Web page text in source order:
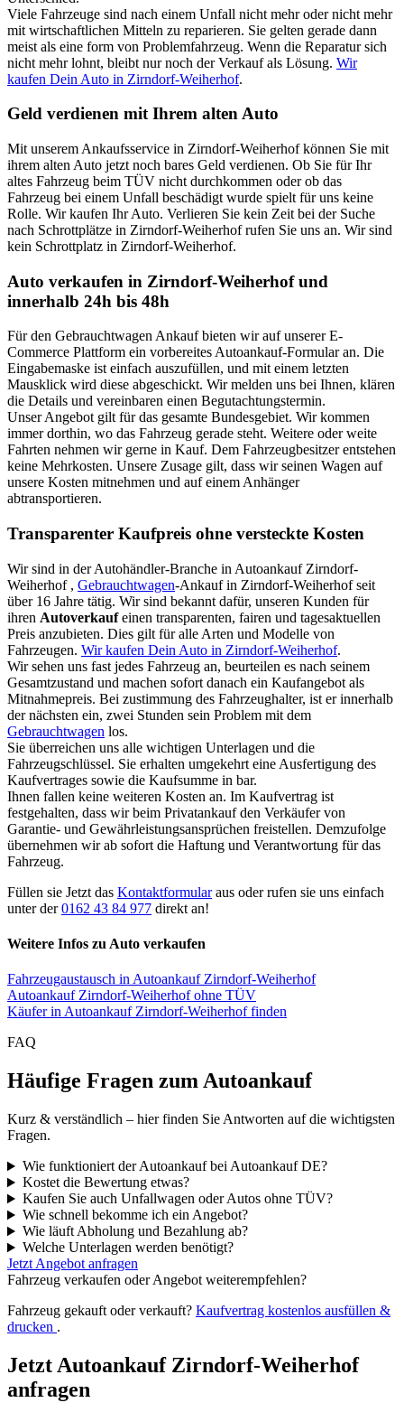
Viele Fahrzeuge sind nach einem Unfall nicht mehr oder nicht mehr
mit wirtschaftlichen Mitteln zu reparieren. Sie gelten gerade dann
meist als eine form von Problemfahrzeug. Wenn die Reparatur sich
nicht mehr lohnt, bleibt nur noch der Verkauf als Lösung. Wir
kaufen Dein Auto in Zirndorf-Weiherhof.
Geld verdienen mit Ihrem alten Auto
Mit unserem Ankaufsservice in Zirndorf-Weiherhof können Sie mit
ihrem alten Auto jetzt noch bares Geld verdienen. Ob Sie für Ihr
altes Fahrzeug beim TÜV nicht durchkommen oder ob das
Fahrzeug bei einem Unfall beschädigt wurde spielt für uns keine
Rolle. Wir kaufen Ihr Auto. Verlieren Sie kein Zeit bei der Suche
nach Schrottplätze in Zirndorf-Weiherhof rufen Sie uns an. Wir sind
kein Schrottplatz in Zirndorf-Weiherhof.
Auto verkaufen in Zirndorf-Weiherhof und
innerhalb 24h bis 48h
Für den Gebrauchtwagen Ankauf bieten wir auf unserer E-
Commerce Plattform ein vorbereites Autoankauf-Formular an. Die
Eingabemaske ist einfach auszufüllen, und mit einem letzten
Mausklick wird diese abgeschickt. Wir melden uns bei Ihnen, klären
die Details und vereinbaren einen Begutachtungstermin.
Unser Angebot gilt für das gesamte Bundesgebiet. Wir kommen
immer dorthin, wo das Fahrzeug gerade steht. Weitere oder weite
Fahrten nehmen wir gerne in Kauf. Dem Fahrzeugbesitzer entstehen
keine Mehrkosten. Unsere Zusage gilt, dass wir seinen Wagen auf
unsere Kosten mitnehmen und auf einem Anhänger
abtransportieren.
Transparenter Kaufpreis ohne versteckte Kosten
Wir sind in der Autohändler-Branche in Autoankauf Zirndorf-
Weiherhof , Gebrauchtwagen-Ankauf in Zirndorf-Weiherhof seit
über 16 Jahre tätig. Wir sind bekannt dafür, unseren Kunden für
ihren Autoverkaufeinen transparenten, fairen und tagesaktuellen
Preis anzubieten. Dies gilt für alle Arten und Modelle von
Fahrzeugen. Wir kaufen Dein Auto in Zirndorf-Weiherhof.
Wir sehen uns fast jedes Fahrzeug an, beurteilen es nach seinem
Gesamtzustand und machen sofort danach ein Kaufangebot als
Mitnahmepreis. Bei zustimmung des Fahrzeughalter, ist er innerhalb
der nächsten ein, zwei Stunden sein Problem mit dem
Gebrauchtwagen los.
Sie überreichen uns alle wichtigen Unterlagen und die
Fahrzeugschlüssel. Sie erhalten umgekehrt eine Ausfertigung des
Kaufvertrages sowie die Kaufsumme in bar.
Ihnen fallen keine weiteren Kosten an. Im Kaufvertrag ist
festgehalten, dass wir beim Privatankauf den Verkäufer von
Garantie- und Gewährleistungsansprüchen freistellen. Demzufolge
übernehmen wir ab sofort die Haftung und Verantwortung für das
Fahrzeug.
Füllen sie Jetzt das Kontaktformularaus oder rufen sie uns einfach
unter der0162 43 84 977 direkt an!
Weitere Infos zu Auto verkaufen
Fahrzeugaustausch in Autoankauf Zirndorf-Weiherhof
Autoankauf Zirndorf-Weiherhof ohne TÜV
Käufer in Autoankauf Zirndorf-Weiherhof finden
FAQ
Häufige Fragen zum Autoankauf
Kurz & verständlich – hier finden Sie Antworten auf die wichtigsten
Fragen.
Wie funktioniert der Autoankauf bei Autoankauf DE?
Kostet die Bewertung etwas?
Kaufen Sie auch Unfallwagen oder Autos ohne TÜV?
Wie schnell bekomme ich ein Angebot?
Wie läuft Abholung und Bezahlung ab?
Welche Unterlagen werden benötigt?
Jetzt Angebot anfragen
Fahrzeug verkaufen oder Angebot weiterempfehlen?
Fahrzeug gekauft oder verkauft? Kaufvertrag kostenlos ausfüllen &
drucken .
Jetzt Autoankauf Zirndorf-Weiherhof
anfragen